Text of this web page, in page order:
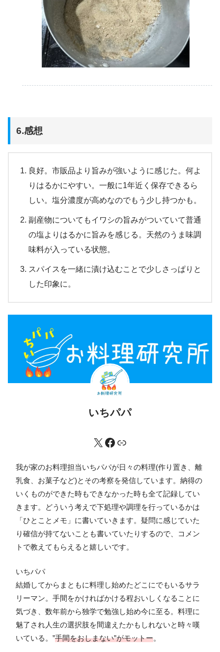
6.感想
良好。市販品より旨みが強いように感じた。何よ
りはるかにやすい。一般に1年近く保存できるら
しい。塩分濃度が高めなのでもう少し持つかも。
副産物についてもイワシの旨みがついていて普通
の塩よりはるかに旨みを感じる。天然のうま味調
味料が入っている状態。
スパイスを一緒に漬け込むことで少しさっぱりと
した印象に。
いちパパ
我が家のお料理担当いちパパが日々の料理(作り置き、離
乳食、お菓子など)とその考察を発信しています。納得の
いくものができた時もできなかった時も全て記録してい
きます。どういう考えで下処理や調理を行っているかは
「ひとことメモ」に書いていきます。疑問に感じていた
り確信が持てないことも書いていたりするので、コメン
トで教えてもらえると嬉しいです。
いちパパ
結婚してからまともに料理し始めたどこにでもいるサラ
リーマン。手間をかければかける程おいしくなることに
気づき、数年前から独学で勉強し始め今に至る。料理に
魅了され人生の選択肢を間違えたかもしれないと時々嘆
いている。”手間をおしまない”がモットー。